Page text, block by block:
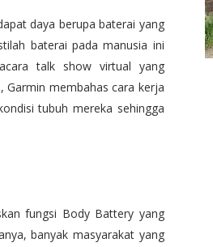
daya berupa baterai yang
baterai pada manusia ini
talk show virtual yang
Garmin membahas cara kerja
tubuh mereka sehingga
fungsi Body Battery yang
banyak masyarakat yang